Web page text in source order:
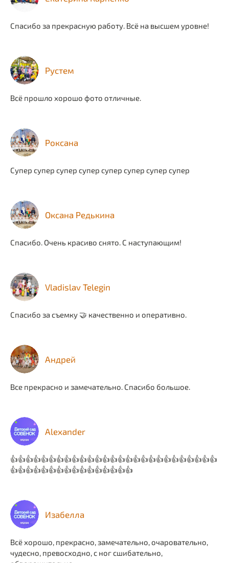
Спасибо за прекрасную работу. Всё на высшем уровне!
Рустем
Всё прошло хорошо фото отличные.
Роксана
Супер супер супер супер супер супер супер супер
Оксана Редькина
Спасибо. Очень красиво снято. С наступающим!
Vladislav Telegin
Спасибо за съемку 🤝 качественно и оперативно.
Андрей
Все прекрасно и замечательно. Спасибо большое.
Alexander
👍👍👍👍👍👍👍👍👍👍👍👍👍👍👍👍👍👍👍👍👍👍👍👍👍👍👍
👍👍👍👍👍👍👍👍👍👍👍👍👍👍👍👍
Изабелла
Всё хорошо, прекрасно, замечательно, очаровательно,
чудесно, превосходно, с ног сшибательно,